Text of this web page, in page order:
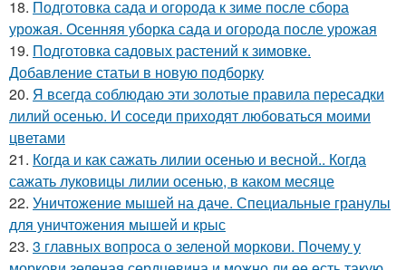
18. Подготовка сада и огорода к зиме после сбора
урожая. Осенняя уборка сада и огорода после урожая
19. Подготовка садовых растений к зимовке.
Добавление статьи в новую подборку
20. Я всегда соблюдаю эти золотые правила пересадки
лилий осенью. И соседи приходят любоваться моими
цветами
21. Когда и как сажать лилии осенью и весной.. Когда
сажать луковицы лилии осенью, в каком месяце
22. Уничтожение мышей на даче. Специальные гранулы
для уничтожения мышей и крыс
23. 3 главных вопроса о зеленой моркови. Почему у